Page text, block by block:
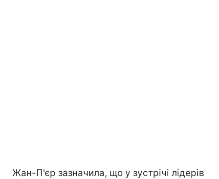
Жан-П'єр зазначила, що у зустрічі лідерів